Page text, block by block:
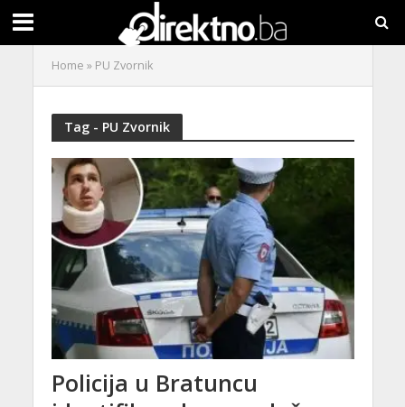
Home » PU Zvornik
Tag - PU Zvornik
Policija u Bratuncu